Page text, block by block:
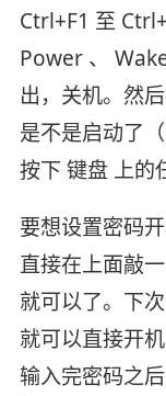
Ctrl+F1 至
Power 、
出，关机。然
是不是启动了
按下 键盘 上的
要想设置密码
直接在上面敲
就可以了。下
就可以直接开
输入完密码之